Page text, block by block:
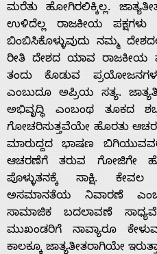
ಮರೆತು ಹೋಗಿರಲಿಕ್ಕಿಲ್ಲ.
ಉಳಿದೆಲ್ಲ ರಾಜಕೀಯ ಪಕ್ಷಗಳು
ಬಿಂಬಿಸಿಕೊಳ್ಳುವುದು ನಮ್ಮ
ರೀತಿ ದೇಶದ ಯಾವ ರಾಜಕೀಯ
ತಂದು ಕೊಡುವ
ಎಂಬುದೂ ಅಪ್ರಿಯ ಸತ್ಯ.
ಅಭಿವೃದ್ಧಿ ಎಂಬಂಥ ತೂಕದ
ಗೋಚರಿಸುತ್ತವೆಯೇ ಹೊರತು
ಮಾರುದ್ದದ ಭಾಷಣ
ಆಚರಣೆಗೆ ತರುವ ಗೋಜಿಗೇ
ಪೊಳ್ಳುತನಕ್ಕೆ ಸಾಕ್ಷಿ. ಕೇವಲ
ಅಸಮಾನತೆಯ ನಿವಾರಣೆ ಎಂಬ
ಸಾಮಾಜಿಕ ಬದಲಾವಣೆ
ಮುಖಂಡರಿಗೆ ನಾವ್ಯಾರೂ
ಕಾಲಕ್ಕೂ ಜಾತ್ಯತೀತರಾಗಿಯೇ